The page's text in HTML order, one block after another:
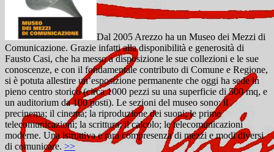
Dal 2005 Arezzo ha un Museo dei Mezzi di
Comunicazione. Grazie infatti alla disponibilità e generosità di
Fausto Casi, che ha messo a disposizione le sue collezioni e le sue
conoscenze, e con il fondamentale contributo di Comune e Regione,
si è potuta allestire un’esposizione permanente che oggi ha sede in
pieno centro storico (circa 1000 pezzi su una superficie di 500 mq, e
un auditorium da 100 posti). Le sezioni del museo sono: il
precinema; il cinema; la riproduzione dei suoni; le prime
telecomunicazioni; la scrittura; il calcolo; le telecomunicazioni
moderne. Una istruttiva e rara compresenza di mezzi e modi diversi
di comunicare. >>